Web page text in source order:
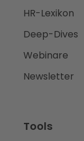
HR-Lexikon
Deep-Dives
Webinare
Newsletter
Tools